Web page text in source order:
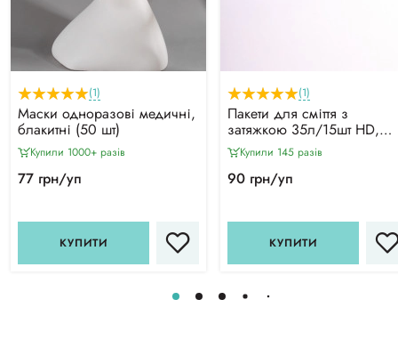
(1)
Маски одноразові медичні,
блакитні (50 шт)
Купили 1000+ разiв
77 грн/уп
КУПИТИ
(1)
Пакети для сміття з
затяжкою 35л/15шт HD,
Фрекен Бок (фіолетові)
Купили 145 разiв
90 грн/уп
КУПИТИ